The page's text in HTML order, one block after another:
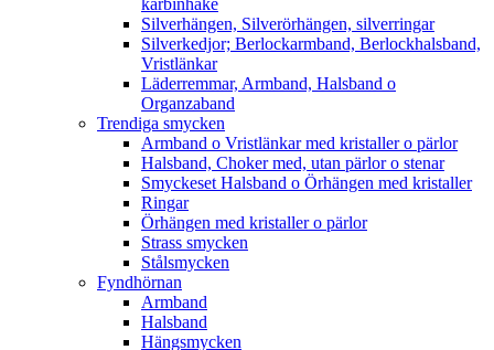
karbinhake
Silverhängen, Silverörhängen, silverringar
Silverkedjor; Berlockarmband, Berlockhalsband,
Vristlänkar
Läderremmar, Armband, Halsband o
Organzaband
Trendiga smycken
Armband o Vristlänkar med kristaller o pärlor
Halsband, Choker med, utan pärlor o stenar
Smyckeset Halsband o Örhängen med kristaller
Ringar
Örhängen med kristaller o pärlor
Strass smycken
Stålsmycken
Fyndhörnan
Armband
Halsband
Hängsmycken